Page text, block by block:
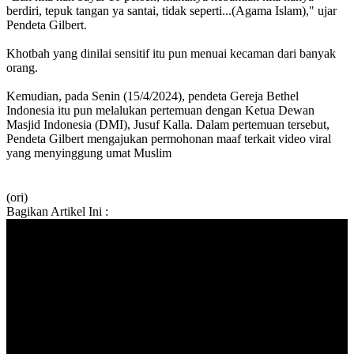
berdiri, tepuk tangan ya santai, tidak seperti...(Agama Islam)," ujar
Pendeta Gilbert.
Khotbah yang dinilai sensitif itu pun menuai kecaman dari banyak
orang.
Kemudian, pada Senin (15/4/2024), pendeta Gereja Bethel
Indonesia itu pun melalukan pertemuan dengan Ketua Dewan
Masjid Indonesia (DMI), Jusuf Kalla. Dalam pertemuan tersebut,
Pendeta Gilbert mengajukan permohonan maaf terkait video viral
yang menyinggung umat Muslim
(ori)
Bagikan Artikel Ini :